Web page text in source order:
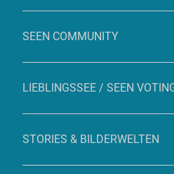
SEEN COMMUNITY
LIEBLINGSSEE / SEEN
STORIES & BILDERWELTEN